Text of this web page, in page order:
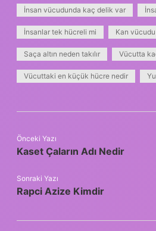
İnsan vücudunda kaç delik var
İnsanlar tek hücreli mi Kan
Saça altın neden takılır Vücutta
Vücuttaki en küçük hücre nedir
Önceki Yazı
Kaset Çaların Adı Nedir
Sonraki Yazı
Rapci Azize Kimdir